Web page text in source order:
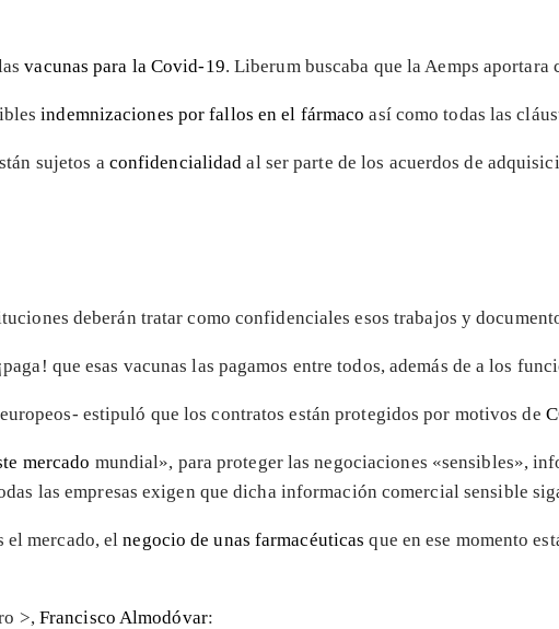
vacunas para la Covid-19. Liberum buscaba que la Aemps
indemnizaciones por fallos en el fármaco así como todas las
sujetos a confidencialidad al ser parte de los acuerdos de
deberán tratar como confidenciales esos trabajos y
que esas vacunas las pagamos entre todos, además de a los
estipuló que los contratos están protegidos por motivos de
mercado mundial», para proteger las negociaciones «sensibles»,
las empresas exigen que dicha información comercial sensible
el mercado, elnegocio de unas farmacéuticas que en ese momento
>, Francisco Almodóvar: